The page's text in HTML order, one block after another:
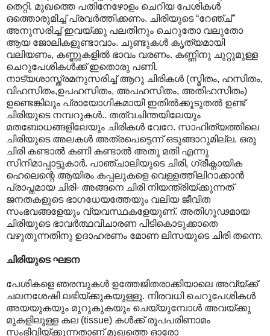
തെറ്റി. മുഖത്തെ പതിനേഴോളം ചെറിയ പേശികൾ
ഒത്തൊരുമിച്ച് പ്രവർത്തിക്കണം. ചിരിയുടെ “റേഞ്ച്”
അനുസരിച്ച് ഇവയ്ക്കു പലതിനും ചെറുതോ വലുതോ
ആയ ജോലികളുണ്ടാവാം. ചുണ്ടുകൾ കൃത്യമായി
വലിയണം, കണ്ണുകളിൽ ഭാവം വരണം. കണ്ണിനു ചുറ്റുമുള്ള
ചെറുപേശികൾക്ക് ഇതൊരു പണി.
നാട്യശാസ്ത്രമനുസരിച്ച് ആറു ചിരികൾ (സ്മിതം, ഹസിതം,
വിഹസിതം,ഉപഹസിതം, അപഹസിതം, അതിഹസിതം)
ഉണ്ടെങ്കിലും പ്രായോഗികമായി ഇതിൽക്കൂടുതൽ ഉണ്ട്
ചിരിയുടെ നമ്പറുകൾ.. തത്വചിന്തയിലേയും
മതബോധങ്ങളിലേയും ചിരികൾ വേറേ. സാഹിത്യത്തിലെ
ചിരിയുടെ അലകൾ അത്രപെട്ടെന്ന് ഒടുങ്ങാറുമില്ല. ഒരു
ചിരി കണ്ടാ‍ൽ കണി കണ്ടാ‍ൽ അതു മതി എന്നു
സിനിമാപ്പാട്ടുകാർ. പാഞ്ചാലിയുടെ ചിരി, ഗ്രീക്നാ‍യിക
ഹെലെന്റെ ആയിരം കപ്പലുകളെ വെള്ളത്തിലിറാക്കാൻ
പ്രാപ്തമായ ചിരി- അങ്ങനെ ചിരി നിയന്ത്രിയ്ക്കുന്നത്
ജനതകളുടെ ഭാഗധേയത്തേയും വലിയ ജീവിത
സംഭവങ്ങളേയും വ്യവസ്ഥകളേയുണ്. അതിഗൂഢമായ
ചിരിയുടെ ഭാവർത്ഥവിചാരണ പിടികൊടുക്കാതെ
വഴുതുന്നതിനു ഉദാഹരണം മോണ ലിസയുടെ ചിരി തന്നെ.
ചിരിയുടെ ഘടന
പേശികളെ ഞരമ്പുകൾ ഉത്തേജിതരാക്കിയാലെ അവ്യ്ക്ക്
ചലനശേഷി ലഭിയ്ക്കുകയുള്ളു. നിരവധി ചെറുപേശികൾ
അയയുകയും മുറുകുകയും ചെയ്യുമ്പോൾ അവയ്ക്കു
മുകളിലുള്ള കല (tissue) കൾക്ക് രൂപപരിണാമം
സംഭിവിയ്ക്കുന്നതാണ് മുഖത്തെ ഓരോ